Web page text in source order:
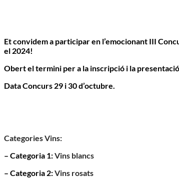
Et convidem a participar en l’emocionant III
el 2024!
Obert el termini per a la inscripció i la
Data Concurs 29 i 30 d’octubre.
Categories Vins:
– Categoria 1:Vins blancs
– Categoria 2:Vins rosats